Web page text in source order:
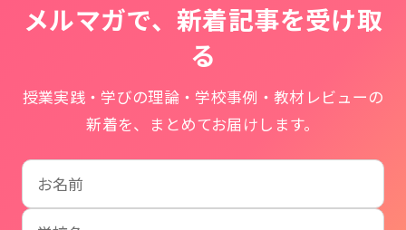
メルマガで、新着記事を受け取
る
授業実践・学びの理論・学校事例・教材レビューの
新着を、まとめてお届けします。
お名前
学校名
メールアドレス